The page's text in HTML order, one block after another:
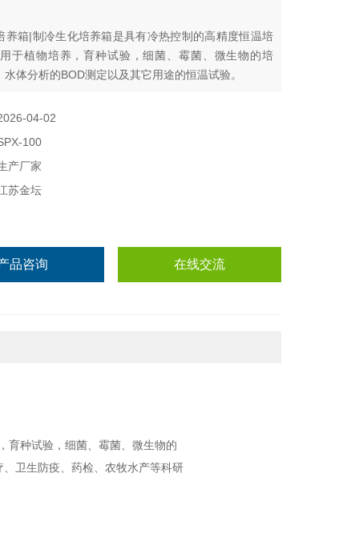
养箱|制冷生化培养箱是具有冷热控制的高精度恒温培
于植物培养，育种试验，细菌、霉菌、微生物的培
水体分析的BOD测定以及其它用途的恒温试验。
04-02
100
产厂家
苏金坛
品咨询 在线交流
育种试验，细菌、霉菌、微生物的
卫生防疫、药检、农牧水产等科研